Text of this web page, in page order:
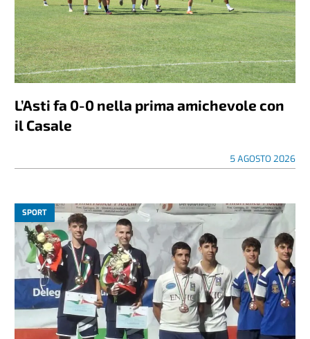
L’Asti fa 0-0 nella prima amichevole con
il Casale
5 AGOSTO 2026
SPORT